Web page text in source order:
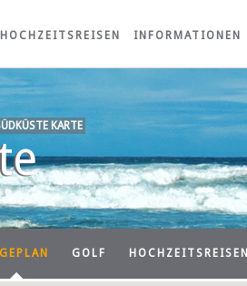
HOCHZEITSREISEN INFORMATIONEN
KARTE
GOLF HOCHZEITSREISEN